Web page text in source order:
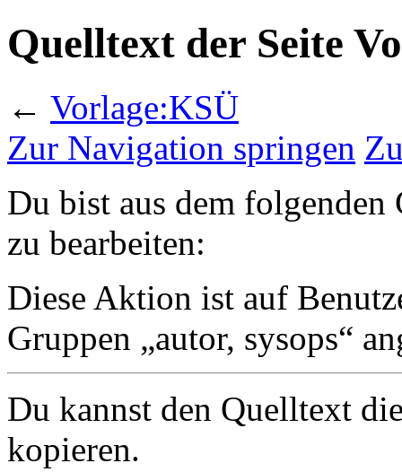
Quelltext der Seite
← Vorlage:KSÜ
Zur Navigation springen
Du bist aus dem
zu bearbeiten:
Diese Aktion ist auf
Gruppen „autor, sysops“
Du kannst den Quelltext
kopieren.